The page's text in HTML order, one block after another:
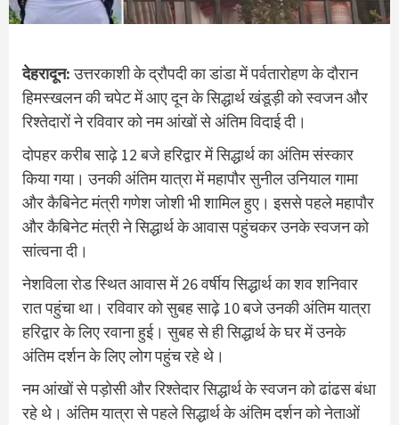
देहरादून:उत्तरकाशी के द्रौपदी का डांडा में पर्वतारोहण के दौरान
हिमस्खलन की चपेट में आए दून के सिद्धार्थ खंडूड़ी को स्वजन और
रिश्तेदारों ने रविवार को नम आंखों से अंतिम विदाई दी।
दोपहर करीब साढ़े 12 बजे हरिद्वार में सिद्धार्थ का अंतिम संस्कार
किया गया। उनकी अंतिम यात्रा में महापौर सुनील उनियाल गामा
और कैबिनेट मंत्री गणेश जोशी भी शामिल हुए। इससे पहले महापौर
और कैबिनेट मंत्री ने सिद्धार्थ के आवास पहुंचकर उनके स्वजन को
सांत्वना दी।
नेशविला रोड स्थित आवास में 26 वर्षीय सिद्धार्थ का शव शनिवार
रात पहुंचा था। रविवार को सुबह साढ़े 10 बजे उनकी अंतिम यात्रा
हरिद्वार के लिए रवाना हुई। सुबह से ही सिद्धार्थ के घर में उनके
अंतिम दर्शन के लिए लोग पहुंच रहे थे।
नम आंखों से पड़ोसी और रिश्तेदार सिद्धार्थ के स्वजन को ढांढस बंधा
रहे थे। अंतिम यात्रा से पहले सिद्धार्थ के अंतिम दर्शन को नेताओं